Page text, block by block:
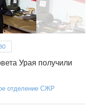
Урая получили
отделение СЖР